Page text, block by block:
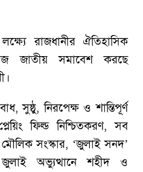
রাজধানীর ঐতিহাসিক
জাতীয় সমাবেশ করছে
সুষ্ঠু, নিরপেক্ষ ও শান্তিপূর্ণ
ফিল্ড নিশ্চিতকরণ, সব
সংস্কার, ‘জুলাই সনদ’
জুলাই অভ্যুত্থানে শহীদ ও